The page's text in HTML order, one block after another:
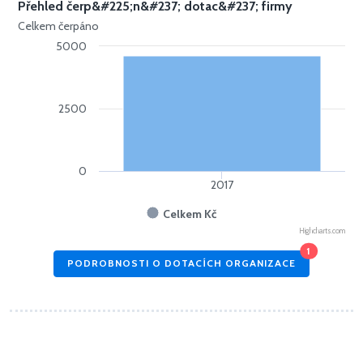
Celkem čerpáno
Přehled čerp&#225;n&#237; dotac&#237; firmy
Celkem Kč
2017
0
2500
5000
Highcharts.com
PODROBNOSTI O DOTACÍCH ORGANIZACE
1